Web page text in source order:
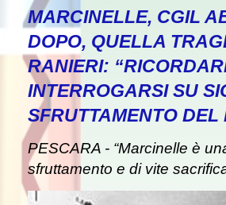
MARCINELLE, CGIL
DOPO, QUELLA
RANIERI:
INTERROGARSI SU
SFRUTTAMENTO DEL
PESCARA - “Marcinelle è
sfruttamento e di vite